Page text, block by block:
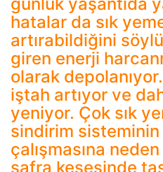
hatalar da sık
artırabildiğini
giren enerji
olarak
iştah artıyor ve
yeniyor. Çok sık
sindirim
çalışmasına
safra kesesinde